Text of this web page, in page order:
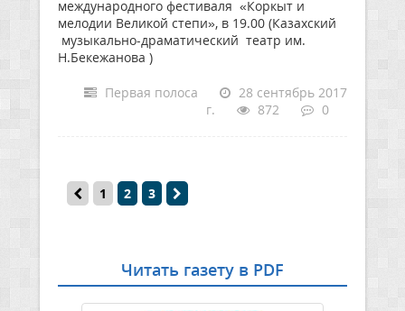
международного фестиваля «Коркыт и
мелодии Великой степи», в 19.00 (Казахский
музыкально-драматический театр им.
Н.Бекежанова )
Первая полоса
28 сентябрь 2017
г.
872 0
1 2 3
Читать газету в PDF